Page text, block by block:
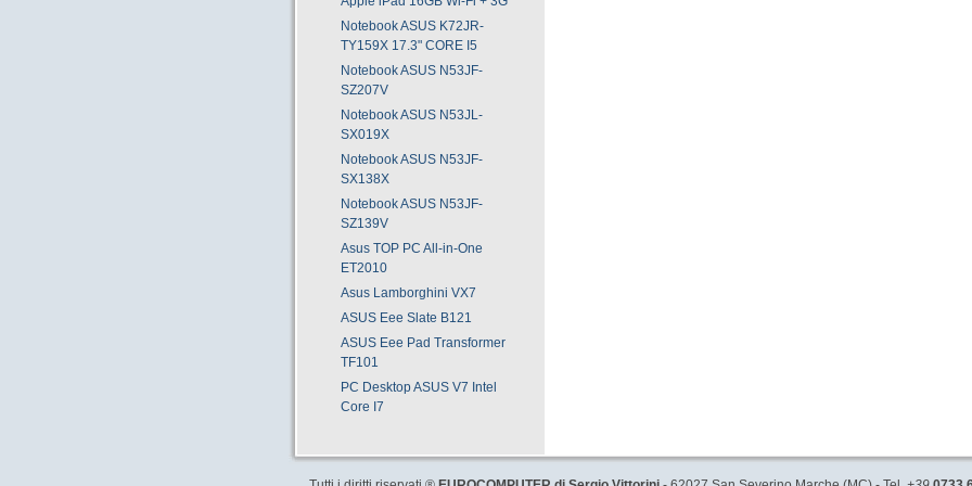
Notebook ASUS K72JR-
TY159X 17.3" CORE I5
Notebook ASUS N53JF-
SZ207V
Notebook ASUS N53JL-
SX019X
Notebook ASUS N53JF-
SX138X
Notebook ASUS N53JF-
SZ139V
Asus TOP PC All-in-One
ET2010
Asus Lamborghini VX7
ASUS Eee Slate B121
ASUS Eee Pad Transformer
TF101
PC Desktop ASUS V7 Intel
Core I7